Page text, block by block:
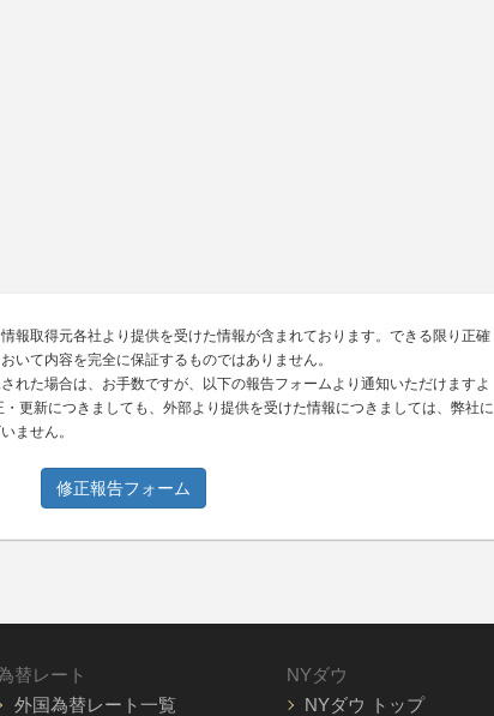
報取得元各社より提供を受けた情報が含まれております。できる限り正確
いて内容を完全に保証するものではありません。
れた場合は、お手数ですが、以下の報告フォームより通知いただけますよ
更新につきましても、外部より提供を受けた情報につきましては、弊社に
ません。
修正報告フォーム
替レート
外国為替レート一覧
NYダウ
NYダウ トップ